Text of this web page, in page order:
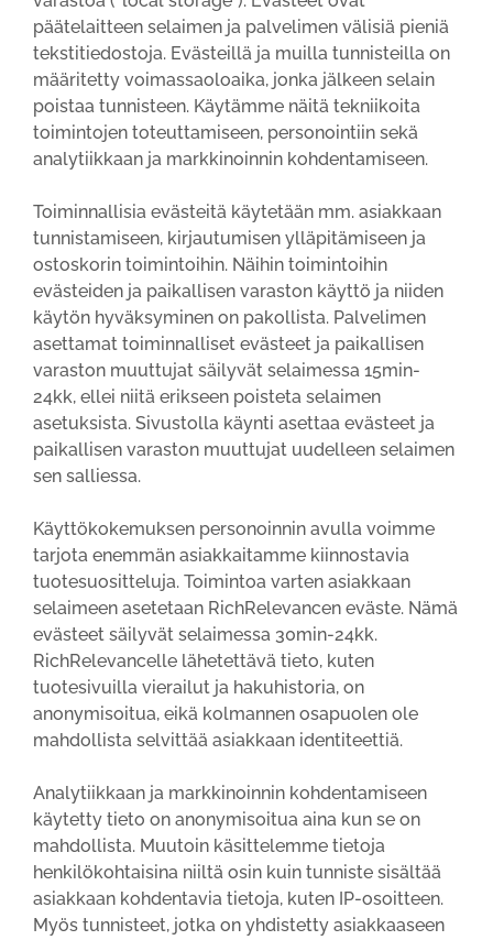
päätelaitteen selaimen ja palvelimen välisiä pieniä
tekstitiedostoja. Evästeillä ja muilla tunnisteilla on
määritetty voimassaoloaika, jonka jälkeen selain
poistaa tunnisteen. Käytämme näitä tekniikoita
toimintojen toteuttamiseen, personointiin sekä
analytiikkaan ja markkinoinnin kohdentamiseen.
Toiminnallisia evästeitä käytetään mm. asiakkaan
tunnistamiseen, kirjautumisen ylläpitämiseen ja
ostoskorin toimintoihin. Näihin toimintoihin
evästeiden ja paikallisen varaston käyttö ja niiden
käytön hyväksyminen on pakollista. Palvelimen
asettamat toiminnalliset evästeet ja paikallisen
varaston muuttujat säilyvät selaimessa 15min-
24kk, ellei niitä erikseen poisteta selaimen
asetuksista. Sivustolla käynti asettaa evästeet ja
paikallisen varaston muuttujat uudelleen selaimen
sen salliessa.
Käyttökokemuksen personoinnin avulla voimme
tarjota enemmän asiakkaitamme kiinnostavia
tuotesuositteluja. Toimintoa varten asiakkaan
selaimeen asetetaan RichRelevancen eväste. Nämä
evästeet säilyvät selaimessa 30min-24kk.
RichRelevancelle lähetettävä tieto, kuten
tuotesivuilla vierailut ja hakuhistoria, on
anonymisoitua, eikä kolmannen osapuolen ole
mahdollista selvittää asiakkaan identiteettiä.
Analytiikkaan ja markkinoinnin kohdentamiseen
käytetty tieto on anonymisoitua aina kun se on
mahdollista. Muutoin käsittelemme tietoja
henkilökohtaisina niiltä osin kuin tunniste sisältää
asiakkaan kohdentavia tietoja, kuten IP-osoitteen.
Myös tunnisteet, jotka on yhdistetty asiakkaaseen